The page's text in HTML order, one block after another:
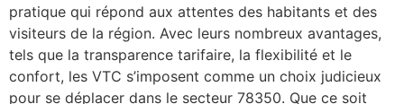
pratique qui répond aux attentes des habitants et des
visiteurs de la région. Avec leurs nombreux avantages,
tels que la transparence tarifaire, la flexibilité et le
confort, les VTC s’imposent comme un choix judicieux
pour se déplacer dans le secteur 78350. Que ce soit